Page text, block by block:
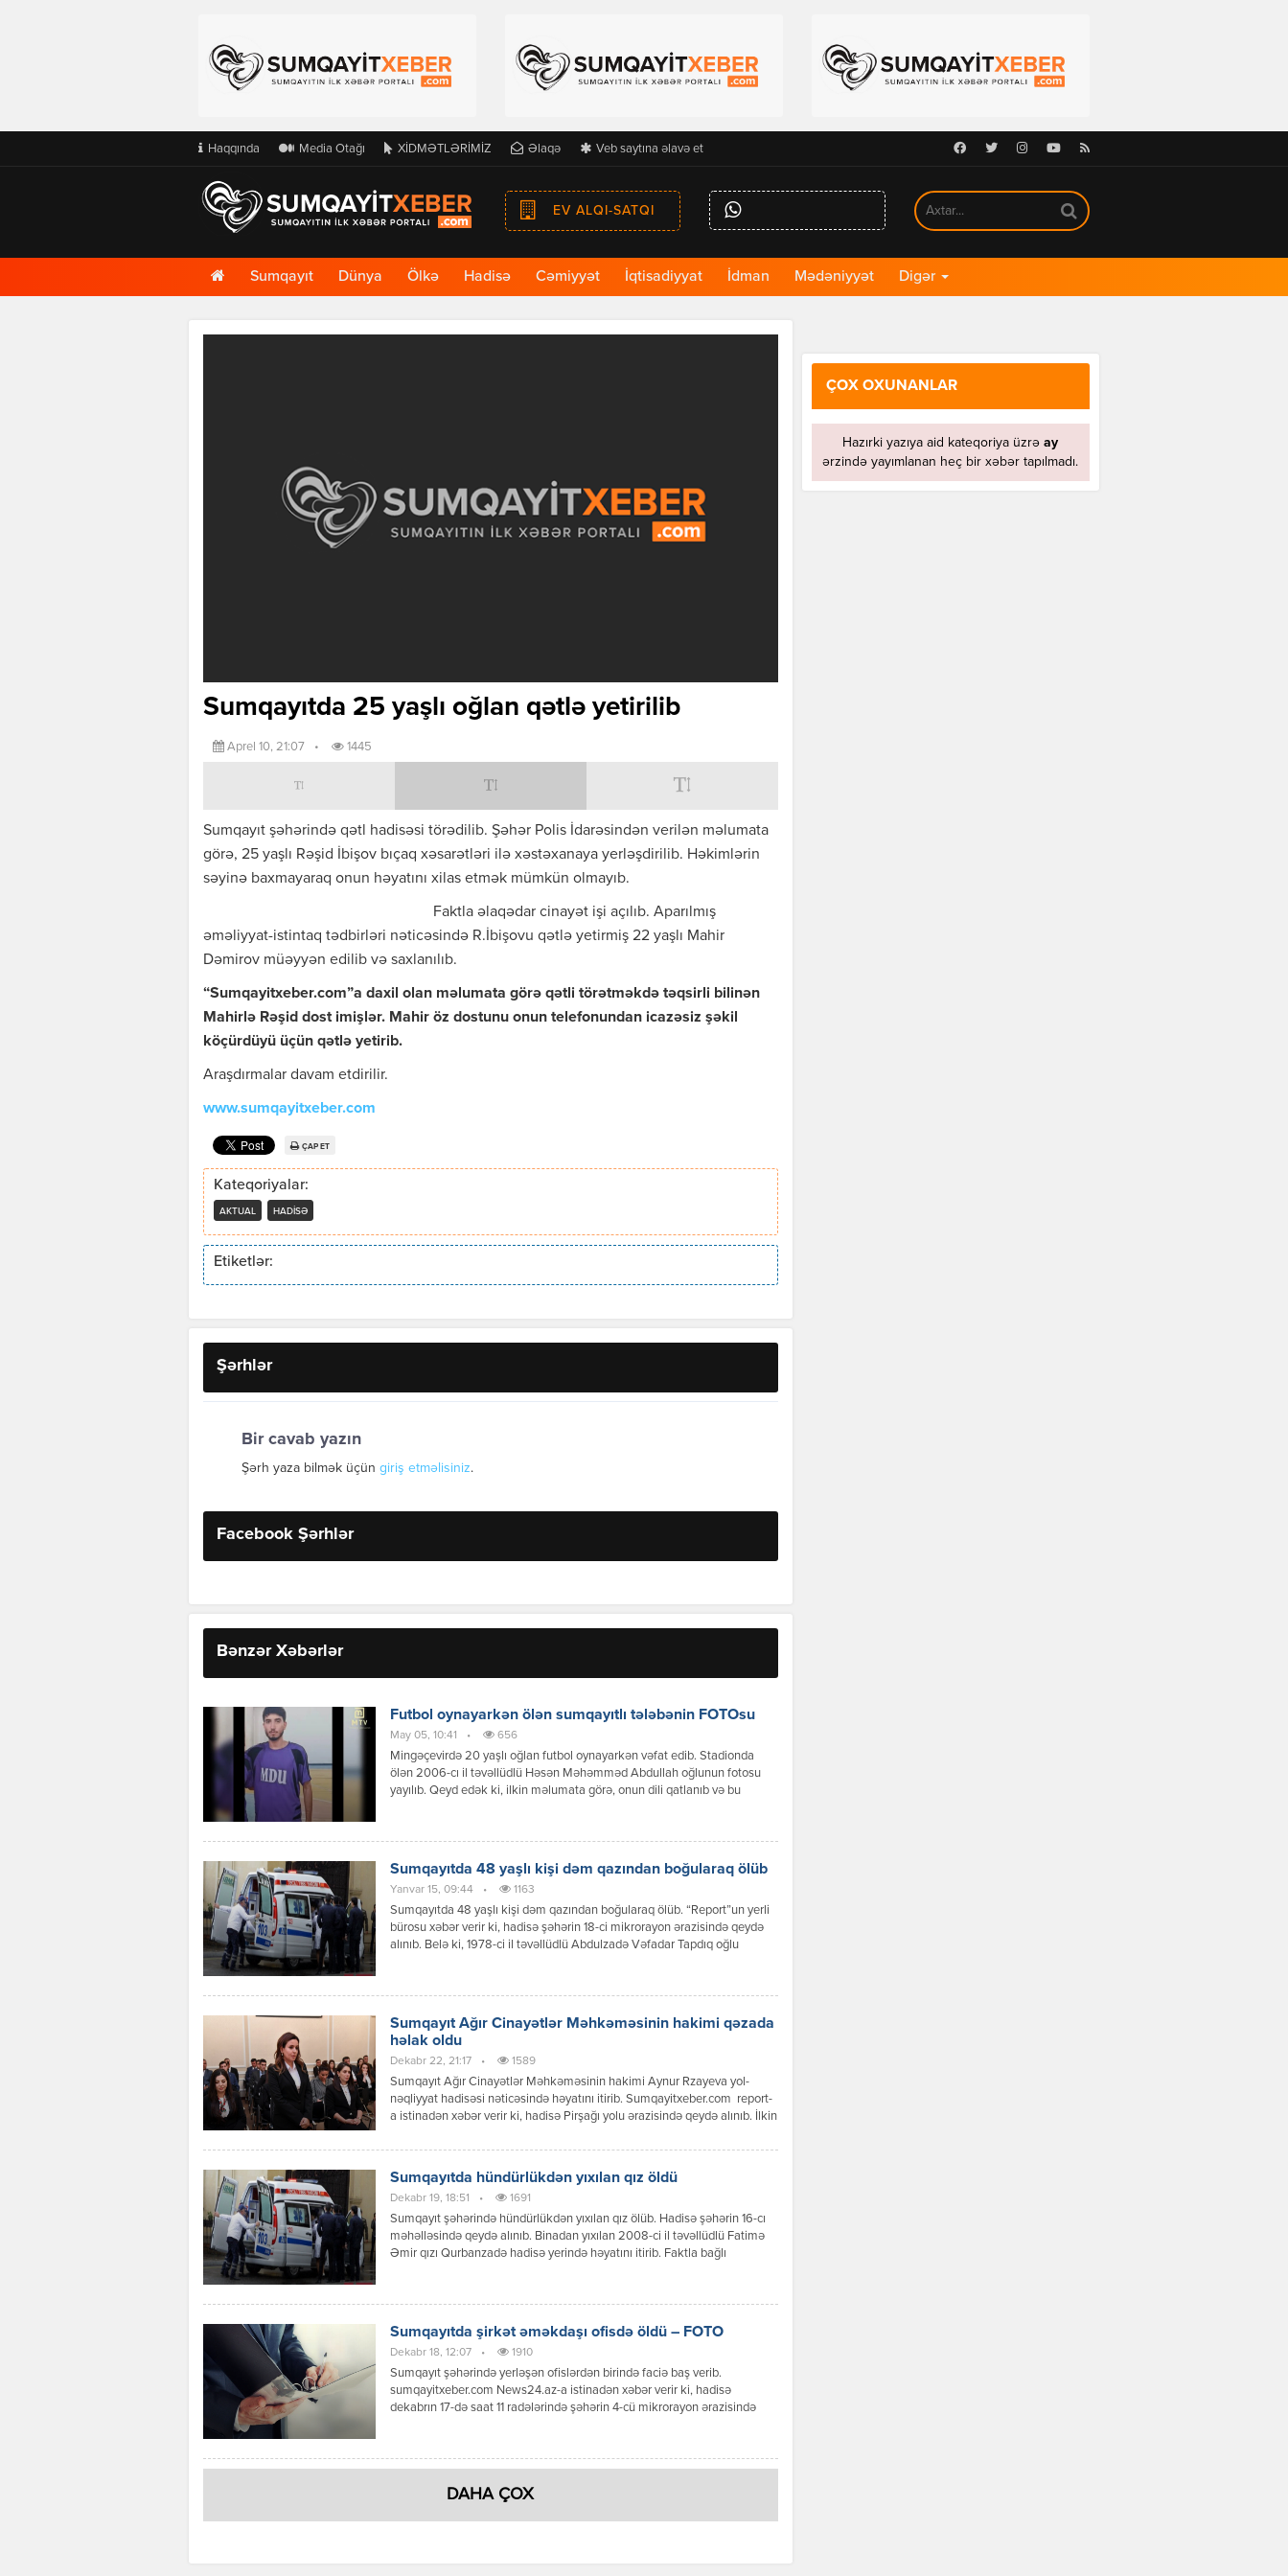
Haqqında Media Otağı XİDMƏTLƏRİMİZ Əlaqə Veb saytına əlavə et Facebook
TwitterInstagramYoutubeRSS
EV ALQI-SATQI
Ana
Səhifə
Sumqayıt Dünya Ölkə Hadisə Cəmiyyət İqtisadiyyat İdman Mədəniyyət Digər
Sumqayıtda 25 yaşlı oğlan qətlə yetirilib
Aprel 10, 21:07 • 1445
Sumqayıt şəhərində qətl hadisəsi törədilib. Şəhər Polis İdarəsindən verilən məlumata
görə, 25 yaşlı Rəşid İbişov bıçaq xəsarətləri ilə xəstəxanaya yerləşdirilib. Həkimlərin
səyinə baxmayaraq onun həyatını xilas etmək mümkün olmayıb.
Faktla əlaqədar cinayət işi açılıb. Aparılmış
əməliyyat-istintaq tədbirləri nəticəsində R.İbişovu qətlə yetirmiş 22 yaşlı Mahir
Dəmirov müəyyən edilib və saxlanılıb.
“Sumqayitxeber.com”a daxil olan məlumata görə qətli törətməkdə təqsirli bilinən
Mahirlə Rəşid dost imişlər. Mahir öz dostunu onun telefonundan icazəsiz şəkil
köçürdüyü üçün qətlə yetirib.
Araşdırmalar davam etdirilir.
www.sumqayitxeber.com
ÇAP ET
Kateqoriyalar:
AKTUAL HADISƏ
Etiketlər:
Şərhlər
Bir cavab yazın
Şərh yaza bilmək üçün giriş etməlisiniz.
Facebook Şərhlər
Bənzər Xəbərlər
Futbol oynayarkən ölən sumqayıtlı tələbənin FOTOsu
May 05, 10:41 • 656
Mingəçevirdə 20 yaşlı oğlan futbol oynayarkən vəfat edib. Stadionda
ölən 2006-cı il təvəllüdlü Həsən Məhəmməd Abdullah oğlunun fotosu
yayılıb. Qeyd edək ki, ilkin məlumata görə, onun dili qatlanıb və bu
üzrə ll kurs tələbəsi idi. Faktla bağlı araşdırma […]
Sumqayıtda 48 yaşlı kişi dəm qazından boğularaq ölüb
Yanvar 15, 09:44 • 1163
Sumqayıtda 48 yaşlı kişi dəm qazından boğularaq ölüb. “Report”un yerli
bürosu xəbər verir ki, hadisə şəhərin 18-ci mikrorayon ərazisində qeydə
alınıb. Belə ki, 1978-ci il təvəllüdlü Abdulzadə Vəfadar Tapdıq oğlu
cəlb olunub. Faktla bağlı araşdırma aparılır.
Sumqayıt Ağır Cinayətlər Məhkəməsinin hakimi qəzada
həlak oldu
Dekabr 22, 21:17 • 1589
Sumqayıt Ağır Cinayətlər Məhkəməsinin hakimi Aynur Rzayeva yol-
nəqliyyat hadisəsi nəticəsində həyatını itirib. Sumqayitxeber.com report-
a istinadən xəbər verir ki, hadisə Pirşağı yolu ərazisində qeydə alınıb. İlkin
digər nəqliyyat vasitəsilə toqquşub. Nəticədə hakim hadisə yerində ölüb.
övladıdır. O bu vəzifəyə 2022-ci […]
Sumqayıtda hündürlükdən yıxılan qız öldü
Dekabr 19, 18:51 • 1691
Sumqayıt şəhərində hündürlükdən yıxılan qız ölüb. Hadisə şəhərin 16-cı
məhəlləsində qeydə alınıb. Binadan yıxılan 2008-ci il təvəllüdlü Fatimə
Əmir qızı Qurbanzadə hadisə yerində həyatını itirib. Faktla bağlı
Sumqayıtda şirkət əməkdaşı ofisdə öldü – FOTO
Dekabr 18, 12:07 • 1910
Sumqayıt şəhərində yerləşən ofislərdən birində faciə baş verib.
sumqayitxeber.com News24.az-a istinadən xəbər verir ki, hadisə
dekabrın 17-də saat 11 radələrində şəhərin 4-cü mikrorayon ərazisində
Məmmədov iş yerində qəfil vəfat edib. Onun böyrək çatışmazlığından
DAHA ÇOX
ÇOX OXUNANLAR
Hazırki yazıya aid kateqoriya üzrəay
ərzində yayımlanan heç bir xəbər tapılmadı.